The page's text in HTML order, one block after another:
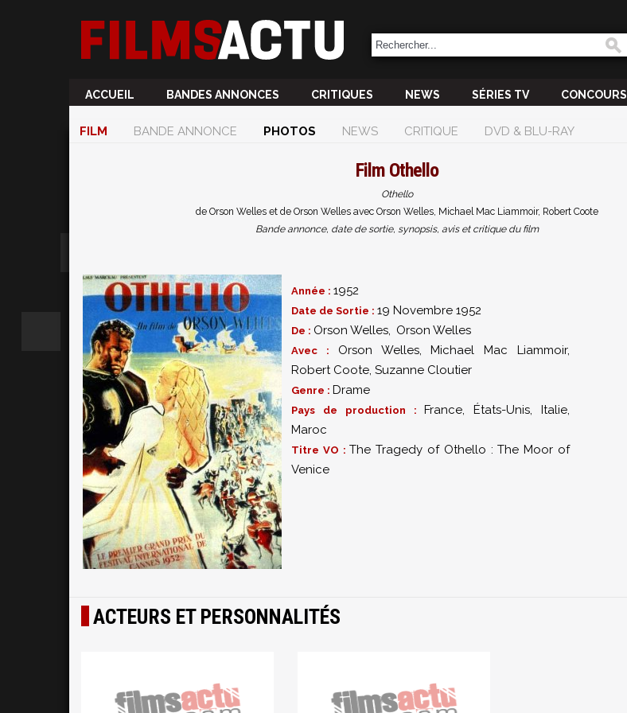
ACCUEIL BANDES ANNONCES CRITIQUES NEWS SÉRIES TV CONCOURS
FILM BANDE ANNONCE PHOTOS NEWS CRITIQUE DVD & BLU-RAY
Film Othello
Othello
de Orson Welles et de Orson Welles avec Orson Welles, Michael Mac Liammoir, Robert Coote
Bande annonce, date de sortie, synopsis, avis et critique du film
Année : 1952
Date de Sortie : 19 Novembre 1952
De : Orson Welles, Orson Welles
Avec : Orson Welles,Michael Mac Liammoir,
Robert Coote, Suzanne Cloutier
Genre : Drame
Pays de production : France, États-Unis, Italie,
Maroc
Titre VO : The Tragedy of Othello : The Moor of
Venice
ACTEURS ET PERSONNALITÉS